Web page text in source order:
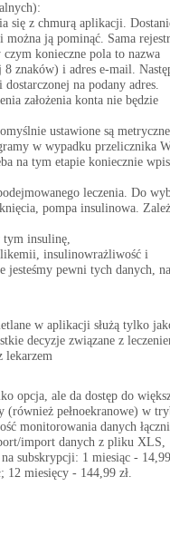
się z chmurą aplikacji.
ją pominąć. Sama
konieczne pola to nazwa
znaków) i adres e-mail.
na podany adres.
założenia konta nie będzie
ustawione są
w wypadku przelicznika
na tym etapie koniecznie
leczenia. Do
pompa insulinowa.
tym insulinę,
insulinowrażliwość i
pewni tych danych,
w aplikacji służą tylko
decyzje związane z
lekarzem
opcja, ale da dostęp do
pełnoekranowe) w
monitorowania danych
import danych z pliku XLS,
subskrypcji: 1 miesiąc -
12 miesięcy - 144,99 zł.